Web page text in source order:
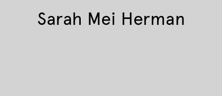
Sarah Mei Herman